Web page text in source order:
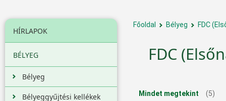
HÍRLAPOK
BÉLYEG
Bélyeg
Bélyeggyűjtési kellékek
Főoldal Bélyeg FDC
FDC
Mindet megtekint (5)